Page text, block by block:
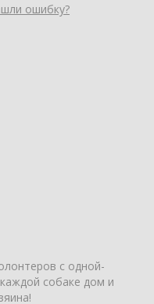
ошибку?
с одной-
собаке дом и